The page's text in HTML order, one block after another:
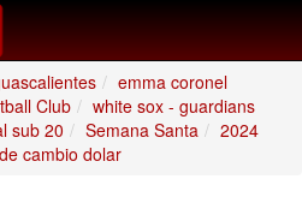
emma coronel
Club
white sox - guardians
sub 20 Semana Santa
2024
cambio dolar